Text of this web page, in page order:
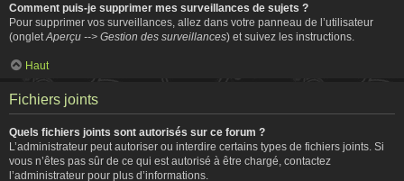
Comment puis-je supprimer mes surveillances de sujets ?
Pour supprimer vos surveillances, allez dans votre panneau de l’utilisateur
(onglet Aperçu --> Gestion des surveillances) et suivez les instructions.
Haut
Fichiers joints
Quels fichiers joints sont autorisés sur ce forum ?
L’administrateur peut autoriser ou interdire certains types de fichiers joints. Si
vous n’êtes pas sûr de ce qui est autorisé à être chargé, contactez
l’administrateur pour plus d’informations.